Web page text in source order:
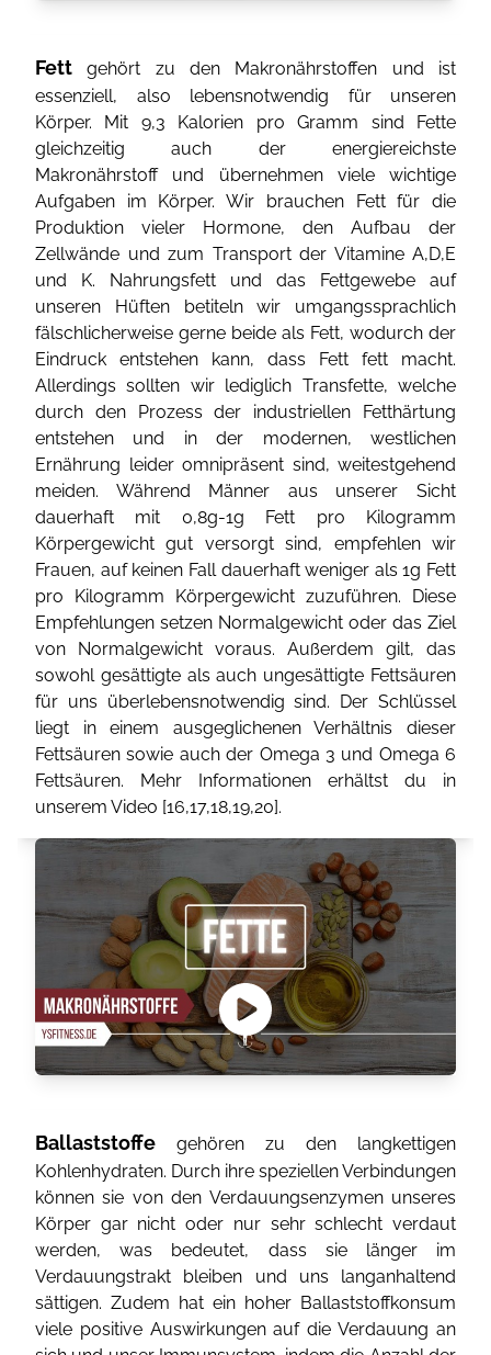
Fett gehört zu den Makronährstoffen und ist
essenziell, also lebensnotwendig für unseren
Körper. Mit 9,3 Kalorien pro Gramm sind Fette
gleichzeitig auch der energiereichste
Makronährstoff und übernehmen viele wichtige
Aufgaben im Körper. Wir brauchen Fett für die
Produktion vieler Hormone, den Aufbau der
Zellwände und zum Transport der Vitamine A,D,E
und K. Nahrungsfett und das Fettgewebe auf
unseren Hüften betiteln wir umgangssprachlich
fälschlicherweise gerne beide als Fett, wodurch der
Eindruck entstehen kann, dass Fett fett macht.
Allerdings sollten wir lediglich Transfette, welche
durch den Prozess der industriellen Fetthärtung
entstehen und in der modernen, westlichen
Ernährung leider omnipräsent sind, weitestgehend
meiden. Während Männer aus unserer Sicht
dauerhaft mit 0,8g-1g Fett pro Kilogramm
Körpergewicht gut versorgt sind, empfehlen wir
Frauen, auf keinen Fall dauerhaft weniger als 1g Fett
pro Kilogramm Körpergewicht zuzuführen. Diese
Empfehlungen setzen Normalgewicht oder das Ziel
von Normalgewicht voraus. Außerdem gilt, das
sowohl gesättigte als auch ungesättigte Fettsäuren
für uns überlebensnotwendig sind. Der Schlüssel
liegt in einem ausgeglichenen Verhältnis dieser
Fettsäuren sowie auch der Omega 3 und Omega 6
Fettsäuren. Mehr Informationen erhältst du in
unserem Video [16,17,18,19,20].
Ballaststoffe gehören zu den langkettigen
Kohlenhydraten. Durch ihre speziellen Verbindungen
können sie von den Verdauungsenzymen unseres
Körper gar nicht oder nur sehr schlecht verdaut
werden, was bedeutet, dass sie länger im
Verdauungstrakt bleiben und uns langanhaltend
sättigen. Zudem hat ein hoher Ballaststoffkonsum
viele positive Auswirkungen auf die Verdauung an